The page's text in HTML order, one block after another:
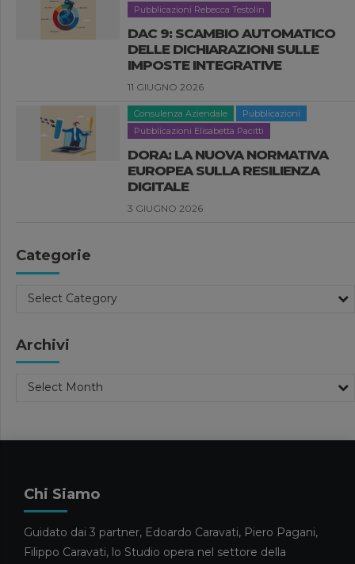
11 GIUGNO 2026
Consulenza Aziendale
Pubblicazioni
Pubblicazioni Elisabetta Pacitti
DORA: LA NUOVA NORMATIVA
DIGITALE
3 GIUGNO 2026
News
FORBES ITALIA 100
2026
5 MAGGIO 2026
Categorie
Select Category
Archivi
Select Month
Chi Siamo
Guidato dai 3 partner, Edoardo Caravati, Piero Pagani,
Filippo Caravati, lo Studio opera nel settore della